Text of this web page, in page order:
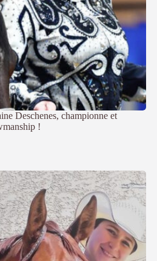
Deschenes, championne et
!